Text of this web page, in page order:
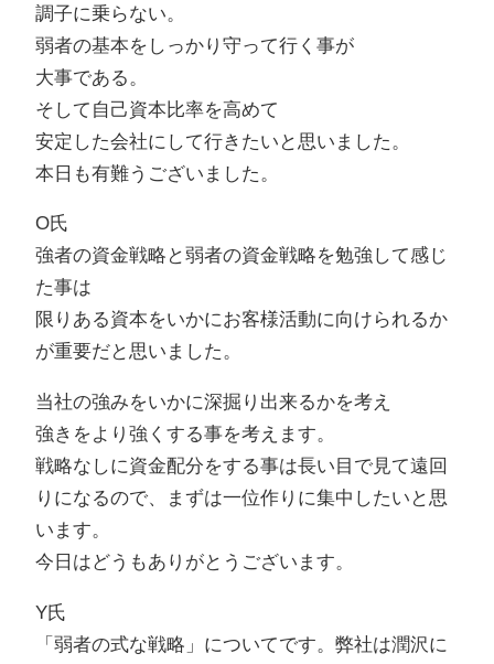
調子に乗らない。
弱者の基本をしっかり守って行く事が
大事である。
そして自己資本比率を高めて
安定した会社にして行きたいと思いました。
本日も有難うございました。
O氏
強者の資金戦略と弱者の資金戦略を勉強して感じ
た事は
限りある資本をいかにお客様活動に向けられるか
が重要だと思いました。
当社の強みをいかに深掘り出来るかを考え
強きをより強くする事を考えます。
戦略なしに資金配分をする事は長い目で見て遠回
りになるので、まずは一位作りに集中したいと思
います。
今日はどうもありがとうございます。
Y氏
「弱者の式な戦略」についてです。弊社は潤沢に